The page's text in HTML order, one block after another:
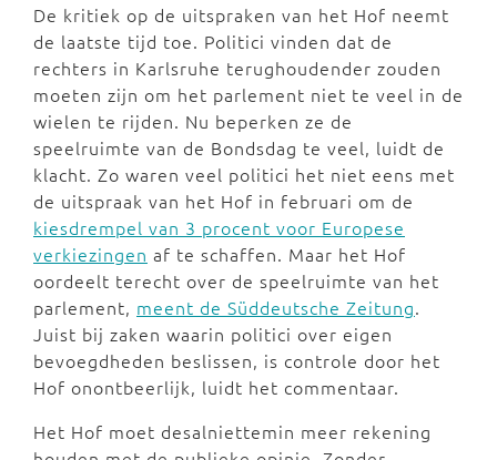
De kritiek op de uitspraken van het Hof neemt
de laatste tijd toe. Politici vinden dat de
rechters in Karlsruhe terughoudender zouden
moeten zijn om het parlement niet te veel in de
wielen te rijden. Nu beperken ze de
speelruimte van de Bondsdag te veel, luidt de
klacht. Zo waren veel politici het niet eens met
de uitspraak van het Hof in februari om de
kiesdrempel van 3 procent voor Europese
verkiezingen af te schaffen. Maar het Hof
oordeelt terecht over de speelruimte van het
parlement, meent de Süddeutsche Zeitung.
Juist bij zaken waarin politici over eigen
bevoegdheden beslissen, is controle door het
Hof onontbeerlijk, luidt het commentaar.
Het Hof moet desalniettemin meer rekening